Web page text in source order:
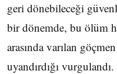
geri dönebileceği
bir dönemde, bu ölüm
arasında varılan
uyandırdığı vurgulandı.